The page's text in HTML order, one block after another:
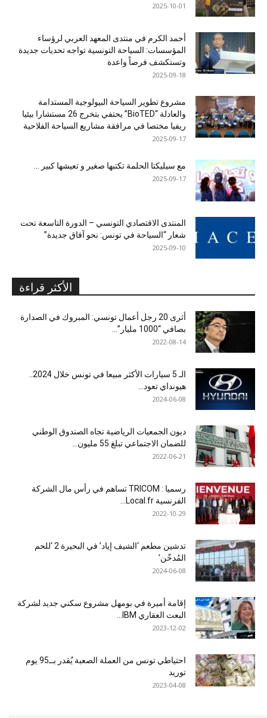
2025-10-01
أحمد الكرم في منتدى المعهد العربي لرؤساء
المؤسسات: السياحة التونسية تواجه تحديات جديدة
وتستكشف فرصاً واعدة
2025-09-18
مشروع تطوير السياحة البيولوجية المستدامة
والعادلة “BioTED” يحتفي بتخرج 26 مستشارا بيئيا
ريفيا مختصا في مرافقة مشاريع السياحة الفلاحية
2025-09-17
مع سيليكتا الحلمة تكتبها صغير و تعيشها كبير …
2025-09-17
المنتدى الاقتصادي التونسي – الدورة التاسعة تحت
شعار “السياحة في تونس: نحو آفاق جديدة”
2025-09-10
الأكثر قراءة
أثرى 20 رجل أعمال تونسي: المبروك في الصدارة
بصافي “1000 مليار”...
2022-08-14
هيونداي تعود...
2024-06-08
ديون الجمعيات الرياضية تجاه الصندوق الوطني
للضمان الاجتماعي تبلغ 55 مليون...
2022-06-21
رسميا : TRICOM تساهم في رأس مال الشركة
الفرنسية Local.fr...
2022-10-29
تدشين مطعم ‘الشيف إياد’ في البحيرة 2 ‘للحم
المُدخّن’
2024-06-08
إقامة أميرة في بومهل مشروع سكني جديد لشركة
البعث العقاري IBM...
2023-12-02
احتياطي تونس من العملة الصعبة يُقدر بــ95 يوم
توريد
2023-04-08